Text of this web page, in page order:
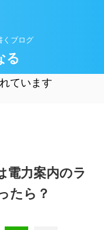
くブログ
る
ています
力案内のラ
たら？